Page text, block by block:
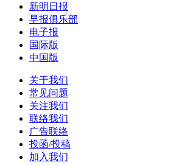
新明日报
早报俱乐部
电子报
国际版
中国版
关于我们
常见问题
关注我们
联络我们
广告联络
投函/投稿
加入我们